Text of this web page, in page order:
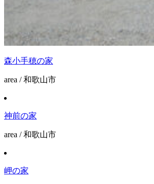
森小手穂の家
area / 和歌山市
神前の家
area / 和歌山市
岬の家